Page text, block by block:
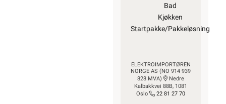
Bad
Kjøkken
Startpakke/Pakkeløsning
ELEKTROIMPORTØREN
NORGE AS (NO 914 939
828 MVA)
Nedre
Kalbakkvei 88B, 1081
Oslo
22 81 27 70